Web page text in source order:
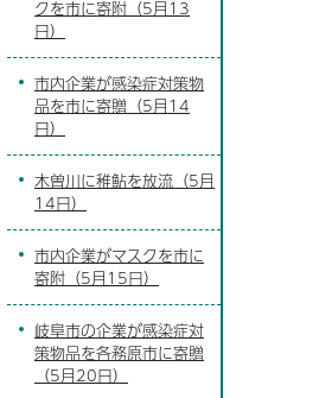
クを市に寄附（5月13
日）
市内企業が感染症対策物
品を市に寄贈（5月14
日）
木曽川に稚鮎を放流（5月
14日）
市内企業がマスクを市に
寄附（5月15日）
岐阜市の企業が感染症対
策物品を各務原市に寄贈
（5月20日）